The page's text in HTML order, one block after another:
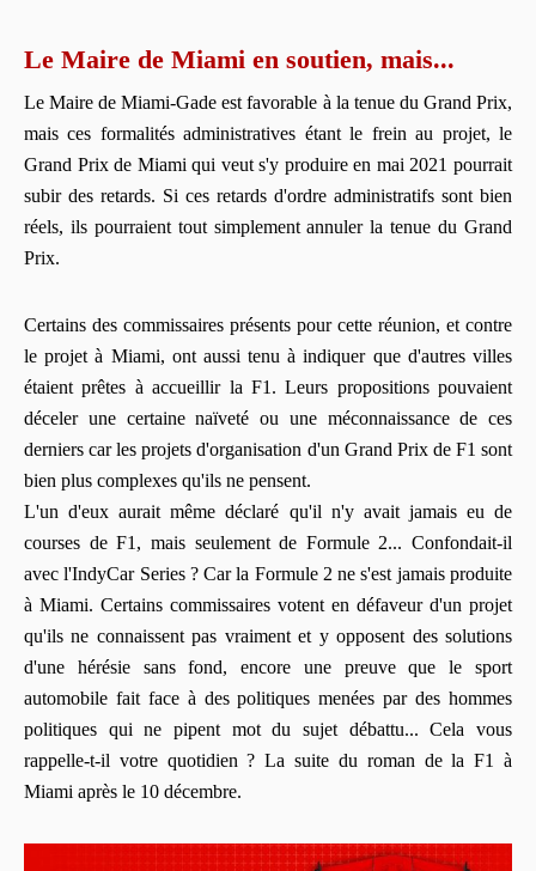
Le Maire de Miami en soutien, mais...
Le Maire de Miami-Gade est favorable à la tenue du Grand Prix,
mais ces formalités administratives étant le frein au projet, le
Grand Prix de Miami qui veut s'y produire en mai 2021 pourrait
subir des retards. Si ces retards d'ordre administratifs sont bien
réels, ils pourraient tout simplement annuler la tenue du Grand
Prix.
Certains des commissaires présents pour cette réunion, et contre
le projet à Miami, ont aussi tenu à indiquer que d'autres villes
étaient prêtes à accueillir la F1. Leurs propositions pouvaient
déceler une certaine naïveté ou une méconnaissance de ces
derniers car les projets d'organisation d'un Grand Prix de F1 sont
bien plus complexes qu'ils ne pensent.
L'un d'eux aurait même déclaré qu'il n'y avait jamais eu de
courses de F1, mais seulement de Formule 2... Confondait-il
avec l'IndyCar Series ? Car la Formule 2 ne s'est jamais produite
à Miami. Certains commissaires votent en défaveur d'un projet
qu'ils ne connaissent pas vraiment et y opposent des solutions
d'une hérésie sans fond, encore une preuve que le sport
automobile fait face à des politiques menées par des hommes
politiques qui ne pipent mot du sujet débattu... Cela vous
rappelle-t-il votre quotidien ? La suite du roman de la F1 à
Miami après le 10 décembre.